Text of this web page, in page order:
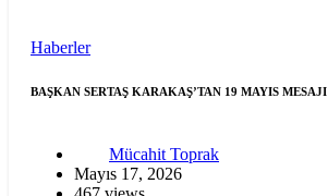
Haberler
BAŞKAN SERTAŞ KARAKAŞ’TAN 19 MAYIS MESAJI
Mücahit Toprak
Mayıs 17, 2026